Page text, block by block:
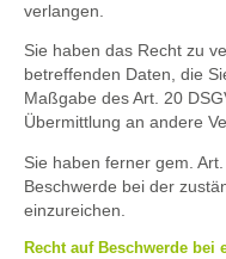
verlangen.
Sie haben das Recht zu
betreffenden Daten, die
Maßgabe des Art. 20
Übermittlung an andere
Sie haben ferner gem.
Beschwerde bei der
einzureichen.
Recht auf Beschwerde bei